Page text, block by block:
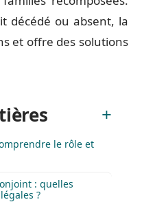
décédé ou absent, la
et offre des solutions
le rôle et
: quelles
?